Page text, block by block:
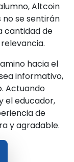
Altcoin
no se sentirán
cantidad de
hacia el
informativo,
Actuando
el educador,
de
y agradable.